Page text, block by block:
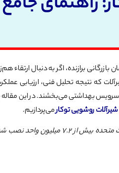
برازنده‌، اگر به دنبال ارتقاء
که نتیجه تحلیل فنی، ارزیابی
سرویس بهداشتی می‌بخشند. در این
شیرآلات روشویی توکارمی‌پردازیم.
، ارزش بازار جهانی شیرآلات روشویی توکار تقریباً ۳۸.۱۳ میلیارد دلار بوده و تنها در